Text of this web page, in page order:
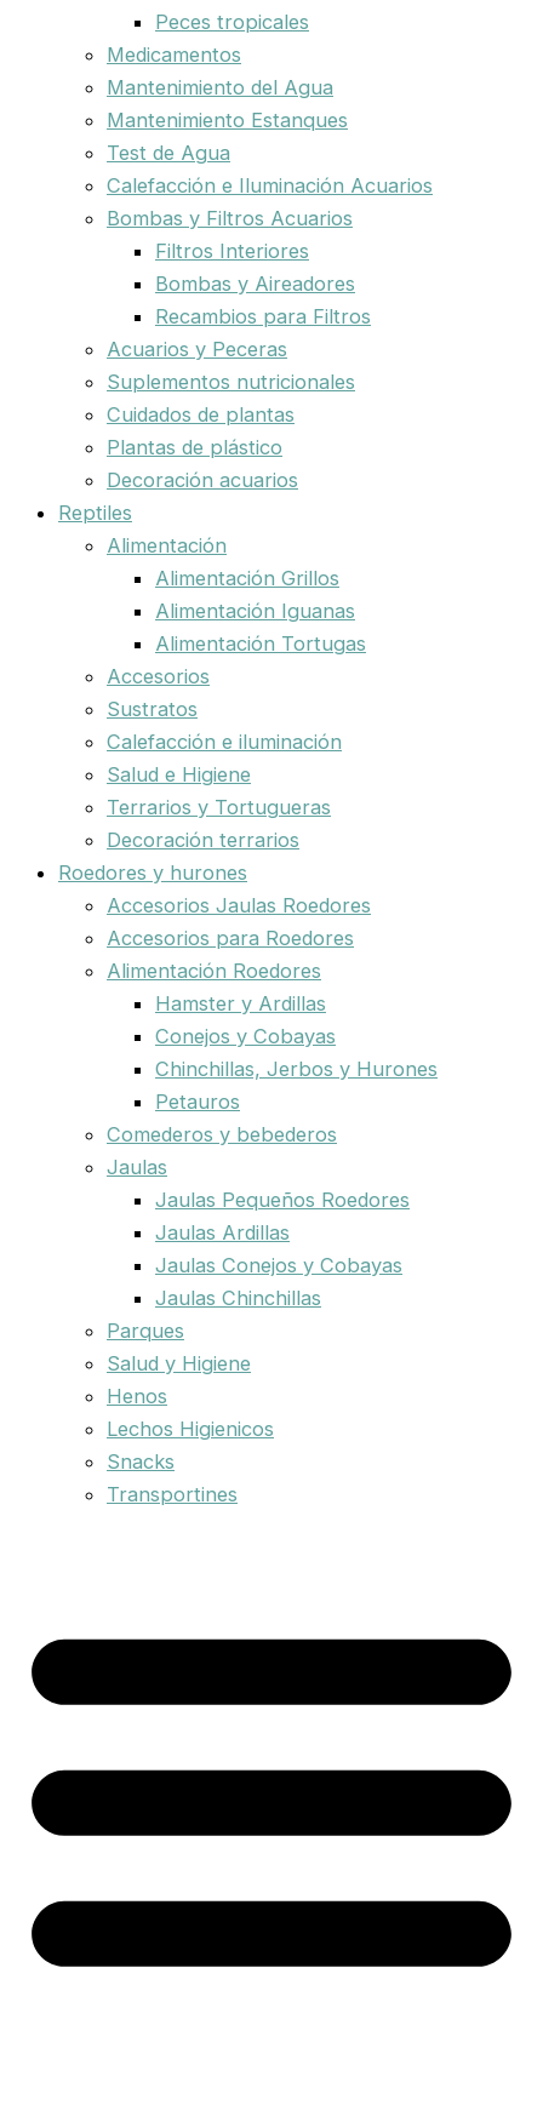
Peces tropicales
Medicamentos
Mantenimiento del Agua
Mantenimiento Estanques
Test de Agua
Calefacción e Iluminación Acuarios
Bombas y Filtros Acuarios
Filtros Interiores
Bombas y Aireadores
Recambios para Filtros
Acuarios y Peceras
Suplementos nutricionales
Cuidados de plantas
Plantas de plástico
Decoración acuarios
Reptiles
Alimentación
Alimentación Grillos
Alimentación Iguanas
Alimentación Tortugas
Accesorios
Sustratos
Calefacción e iluminación
Salud e Higiene
Terrarios y Tortugueras
Decoración terrarios
Roedores y hurones
Accesorios Jaulas Roedores
Accesorios para Roedores
Alimentación Roedores
Hamster y Ardillas
Conejos y Cobayas
Chinchillas, Jerbos y Hurones
Petauros
Comederos y bebederos
Jaulas
Jaulas Pequeños Roedores
Jaulas Ardillas
Jaulas Conejos y Cobayas
Jaulas Chinchillas
Parques
Salud y Higiene
Henos
Lechos Higienicos
Snacks
Transportines